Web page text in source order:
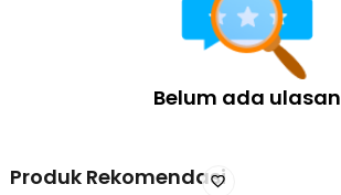
Belum ada ulasan
Produk Rekomendasi